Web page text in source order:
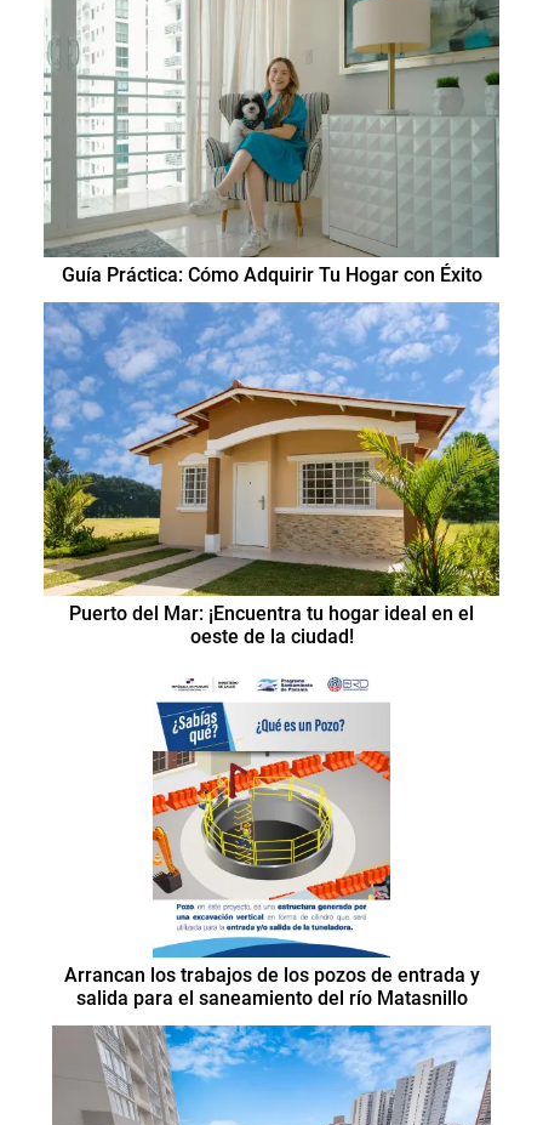
Guía Práctica: Cómo Adquirir Tu Hogar con Éxito
Puerto del Mar: ¡Encuentra tu hogar ideal en el
oeste de la ciudad!
Arrancan los trabajos de los pozos de entrada y
salida para el saneamiento del río Matasnillo